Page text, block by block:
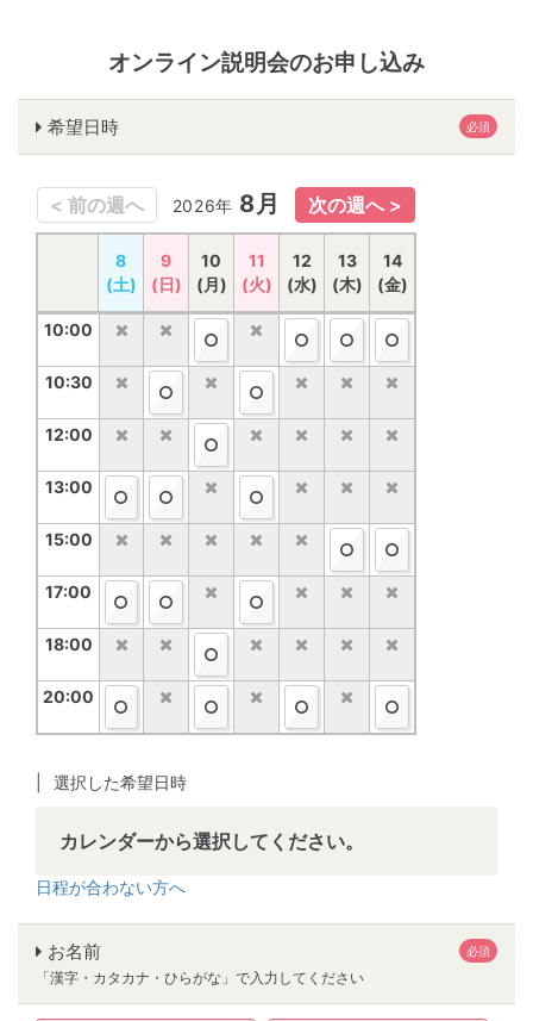
オンライン説明会のお申し込み
必須
希望日時
2026年 8月
8
(土)
9
(日)
10
(月)
11
(火)
12
(水)
13
(木)
14
(金)
10:00
10:30
12:00
13:00
15:00
17:00
18:00
20:00
2026年 8月
15
(土)
16
(日)
17
(月)
18
(火)
19
(水)
20
(木)
21
(金)
10:00
10:30
12:00
13:00
15:00
17:00
18:00
20:00
選択した希望日時
カレンダーから選択してください。
日程が合わない方へ
必須
お名前
「漢字・カタカナ・ひらがな」で入力してください